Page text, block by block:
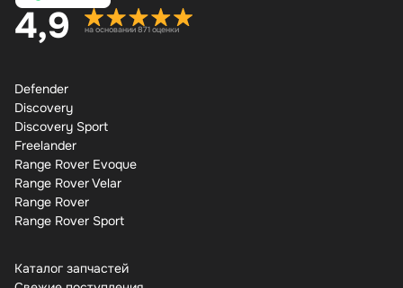
4,9 на основании 871 оценки
Defender
Discovery
Discovery Sport
Freelander
Range Rover Evoque
Range Rover Velar
Range Rover
Range Rover Sport
Каталог запчастей